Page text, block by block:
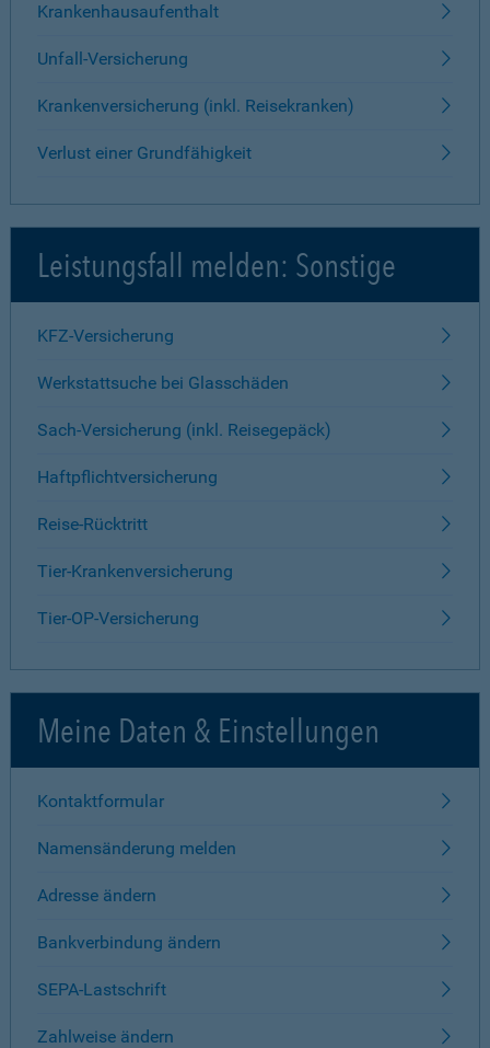
Krankenhausaufenthalt
Unfall-Versicherung
Krankenversicherung (inkl. Reisekranken)
Verlust einer Grundfähigkeit
Leistungsfall melden: Sonstige
KFZ-Versicherung
Werkstattsuche bei Glasschäden
Sach-Versicherung (inkl. Reisegepäck)
Haftpflichtversicherung
Reise-Rücktritt
Tier-Krankenversicherung
Tier-OP-Versicherung
Meine Daten & Einstellungen
Kontaktformular
Namensänderung melden
Adresse ändern
Bankverbindung ändern
SEPA-Lastschrift
Zahlweise ändern